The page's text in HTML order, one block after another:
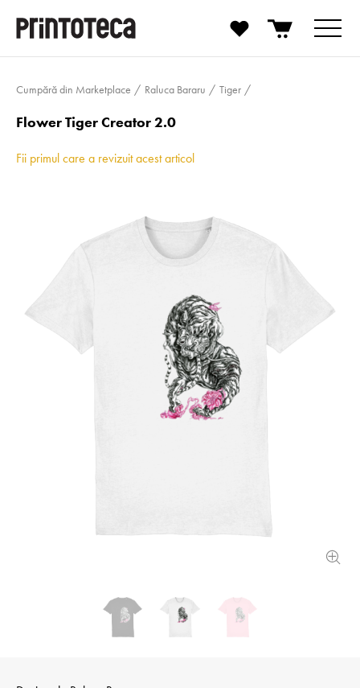
Cumpără din Marketplace Raluca Bararu Tiger
Flower Tiger Creator 2.0
Fii primul care a revizuit acest articol